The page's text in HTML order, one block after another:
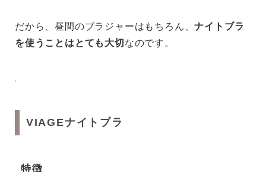
だから、昼間のブラジャーはもちろん、ナイトブラ
を使うことはとても大切 なのです。
VIAGEナイトブラ
特徴